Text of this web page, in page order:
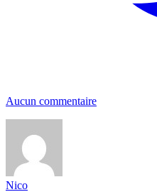
Aucun commentaire
Nico